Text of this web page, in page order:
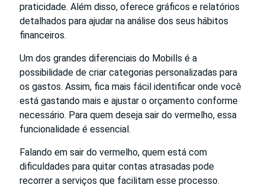
praticidade. Além disso, oferece gráficos e relatórios
detalhados para ajudar na análise dos seus hábitos
financeiros.
Um dos grandes diferenciais do Mobills é a
possibilidade de criar categorias personalizadas para
os gastos. Assim, fica mais fácil identificar onde você
está gastando mais e ajustar o orçamento conforme
necessário. Para quem deseja sair do vermelho, essa
funcionalidade é essencial.
Falando em sair do vermelho, quem está com
dificuldades para quitar contas atrasadas pode
recorrer a serviços que facilitam esse processo.